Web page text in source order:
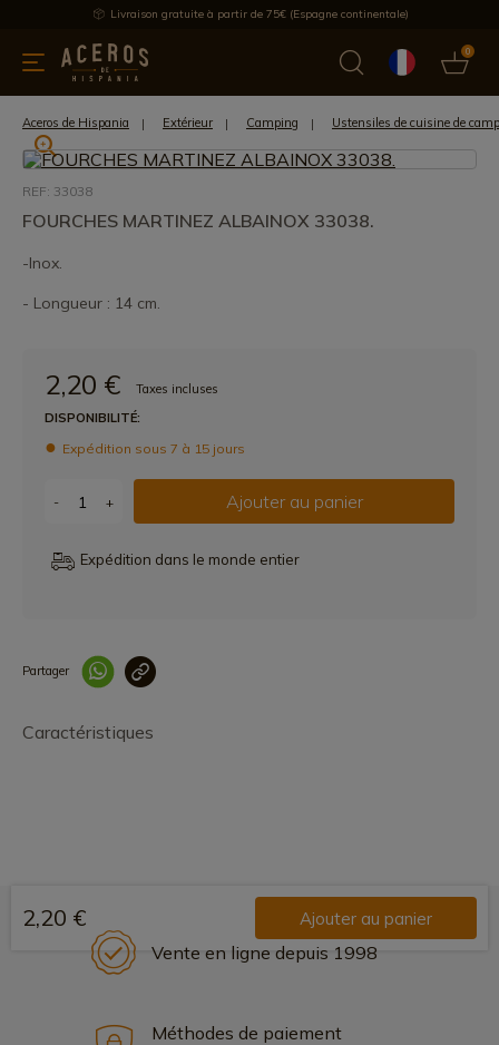
Livraison gratuite à partir de 75€ (Espagne continentale)
0
de cuisine Offre Dernières nouvelles Meilleures ventes
Aceros de Hispania Extérieur Camping Ustensiles de cuisine de
REF: 33038
FOURCHES MARTINEZ ALBAINOX 33038.
-Inox.
- Longueur : 14 cm.
2,20 €
Taxes incluses
DISPONIBILITÉ:
Expédition sous 7 à 15 jours
- + Ajouter au panier
Expédition dans le monde entier
Partager
Caractéristiques
2,20 € Ajouter au panier
Vente en ligne depuis 1998
Méthodes de paiement